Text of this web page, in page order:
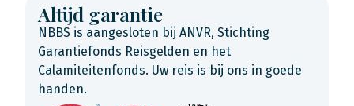
Altijd garantie
NBBS is aangesloten bij ANVR, Stichting
Garantiefonds Reisgelden en het
Calamiteitenfonds. Uw reis is bij ons in goede
handen.